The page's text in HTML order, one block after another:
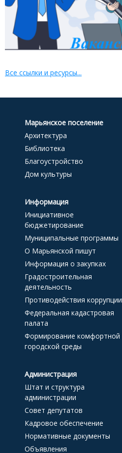
Все ссылки и ресурсы...
Марьянское поселение
Архитектура
Библиотека
Благоустройство
Дом культуры
Информация
Инициативное
бюджетирование
Муниципальные программы
О Марьянской пишут
Информация о закупках
Градостроительная
деятельность
Противодействия коррупции
Федеральная кадастровая
палата
Формирование комфортной
городской среды
Администрация
Штат и структура
администрации
Совет депутатов
Кадровое обеспечение
Нормативные документы
Объявления